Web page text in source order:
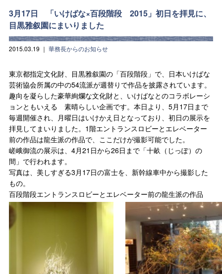
3月17日 「いけばな×百段階段 2015」初日を拝見に、
目黒雅叙園にまいりました
2015.03.19 ｜ 華務長からのお知らせ
東京都指定文化財、目黒雅叙園の「百段階段」で、日本いけばな
芸術協会所属の中の54流派が週替りで作品を披露されています。
趣向を凝らした豪華絢爛な文化財と、いけばなとのコラボレーシ
ョンともいえる 素晴らしい企画です。本日より、5月17日まで
毎週開催され、月曜日はいけかえ日となっており、初日の展示を
拝見してまいりました。1階エントランスロビーとエレベーター
前の作品は龍生派の作品で、ここだけが撮影可能でした。
嵯峨御流の展示は、4月21日から26日まで「十畝（じっぽ）の
間」で行われます。
写真は、美しすぎる3月17日の富士を、新幹線車中から撮影した
もの。
百段階段エントランスロビーとエレベーター前の龍生派の作品